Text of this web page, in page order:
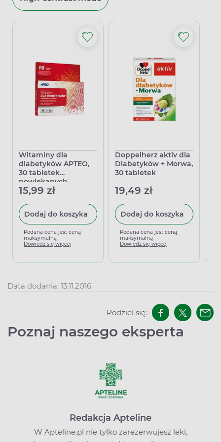
Witaminy dla
diabetyków APTEO,
30 tabletek
powlekanych
15,99 zł
Dodaj do koszyka
Podana cena jest ceną
maksymalną
Dowiedz się więcej
Doppelherz aktiv dla
Diabetyków + Morwa,
30 tabletek
19,49 zł
Dodaj do koszyka
Podana cena jest ceną
maksymalną
Dowiedz się więcej
Data dodania: 13.11.2016
Podziel się:
Poznaj naszego eksperta
Redakcja Apteline
W Apteline.pl nie tylko zarezerwujesz leki,